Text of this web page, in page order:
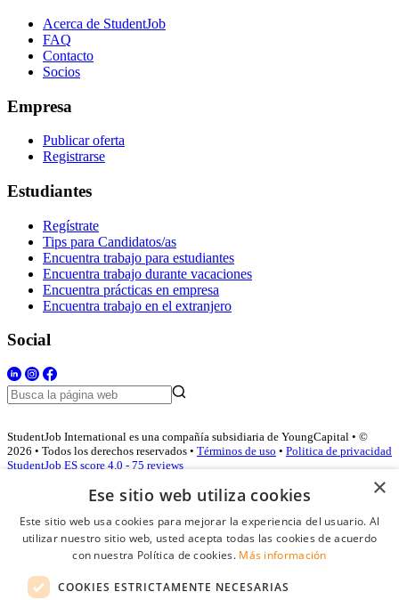
Acerca de StudentJob
FAQ
Contacto
Socios
Empresa
Publicar oferta
Registrarse
Estudiantes
Regístrate
Tips para Candidatos/as
Encuentra trabajo para estudiantes
Encuentra trabajo durante vacaciones
Encuentra prácticas en empresa
Encuentra trabajo en el extranjero
Social
StudentJob International es una compañía subsidiaria de YoungCapital • ©
2026 • Todos los derechos reservados • Términos de uso • Politica de privacidad
StudentJob ES score 4.0 - 75 reviews
Acceso empresas
×
Ese sitio web utiliza cookies
Este sitio web usa cookies para mejorar la experiencia del usuario. Al
utilizar nuestro sitio web, usted acepta todas las cookies de acuerdo
con nuestra Política de cookies. Más información
COOKIES ESTRICTAMENTE NECESARIAS